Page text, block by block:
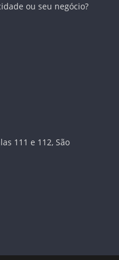
ou seu negócio?
111 e 112, São